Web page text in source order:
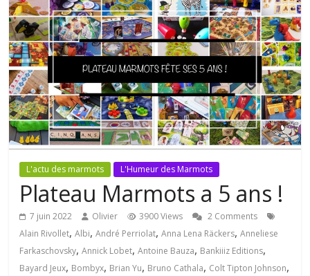
L'actu des marmots L'Humeur des Marmots
Plateau Marmots a 5 ans !
7 juin 2022 Olivier 3900 Views
2 Comments
Alain Rivollet,Albi,André Perriolat,Anna Lena Räckers,Anneliese
Farkaschovsky,Annick Lobet,Antoine Bauza, Bankiiiz Editions,
Bayard Jeux, Bombyx, Brian Yu, Bruno Cathala, Colt Tipton Johnson,